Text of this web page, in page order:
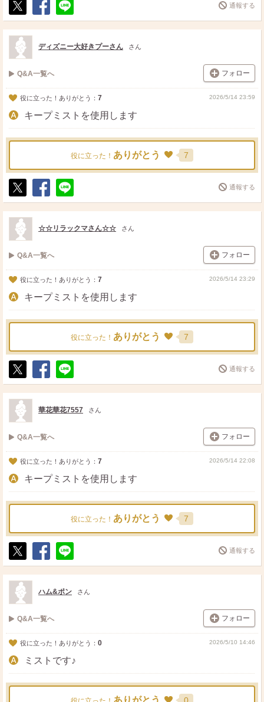
ポ
ス
ト
シ
ェ
送
る
通報する
ディズニー大好きプーさん さん
Q&A一覧へ フォロー
役に立った！ありがとう： 7 2026/5/14 23:59
キープミストを使用します
役に立った！ ありがとう 7
ポ
ス
ト
シ
ェ
送
る
通報する
☆☆リラックマさん☆☆ さん
Q&A一覧へ フォロー
役に立った！ありがとう： 7 2026/5/14 23:29
キープミストを使用します
役に立った！ ありがとう 7
ポ
ス
ト
シ
ェ
送
る
通報する
華花華花7557 さん
Q&A一覧へ フォロー
役に立った！ありがとう： 7 2026/5/14 22:08
キープミストを使用します
役に立った！ ありがとう 7
ポ
ス
ト
シ
ェ
送
る
通報する
ハム&ポン さん
Q&A一覧へ フォロー
役に立った！ありがとう： 0 2026/5/10 14:46
ミストです♪
ありがとう